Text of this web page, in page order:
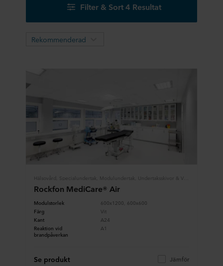
Filter & Sort 4 Resultat
Rekommenderad
Rockfon MediCare® Air
Modulstorlek
600x1200, 600x600
Färg
Vit
Kant
A24
Reaktion vid
brandpåverkan
A1
Se produkt Jämför